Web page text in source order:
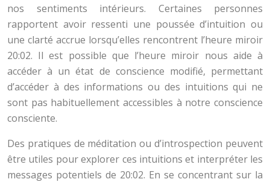
nos sentiments intérieurs. Certaines personnes
rapportent avoir ressenti une poussée d’intuition ou
une clarté accrue lorsqu’elles rencontrent l’heure miroir
20:02. Il est possible que l’heure miroir nous aide à
accéder à un état de conscience modifié, permettant
d’accéder à des informations ou des intuitions qui ne
sont pas habituellement accessibles à notre conscience
consciente.
Des pratiques de méditation ou d’introspection peuvent
être utiles pour explorer ces intuitions et interpréter les
messages potentiels de 20:02. En se concentrant sur la